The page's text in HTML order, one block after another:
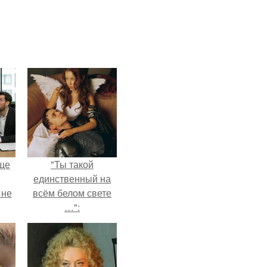
"Ты такой
единственный на
всём белом свете
…":